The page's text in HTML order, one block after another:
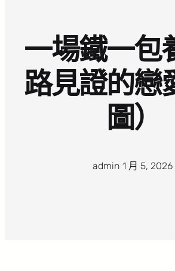
一場鐵一包
路見證的戀
圖）
admin· 1 月 5, 2026·